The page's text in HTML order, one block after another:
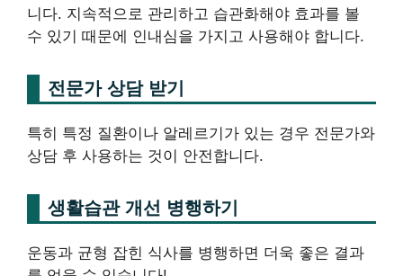
니다. 지속적으로 관리하고 습관화해야 효과를 볼
수 있기 때문에 인내심을 가지고 사용해야 합니다.
전문가 상담 받기
특히 특정 질환이나 알레르기가 있는 경우 전문가와
상담 후 사용하는 것이 안전합니다.
생활습관 개선 병행하기
운동과 균형 잡힌 식사를 병행하면 더욱 좋은 결과